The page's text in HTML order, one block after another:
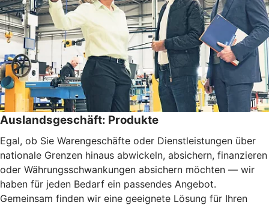
Auslandsgeschäft: Produkte
Egal, ob Sie Warengeschäfte oder Dienstleistungen über
nationale Grenzen hinaus abwickeln, absichern, finanzieren
oder Währungsschwankungen absichern möchten — wir
haben für jeden Bedarf ein passendes Angebot.
Gemeinsam finden wir eine geeignete Lösung für Ihren